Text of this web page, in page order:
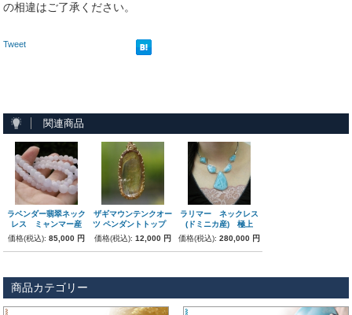
の相違はご了承ください。
Tweet
関連商品
ラベンダー翡翠ネック
レス ミャンマー産
価格(税込):85,000 円
ザギマウンテンクオー
ツ ペンダントトップ
価格(税込):12,000 円
ラリマー ネックレス
(ドミニカ産) 極上
価格(税込): 280,000 円
商品カテゴリー